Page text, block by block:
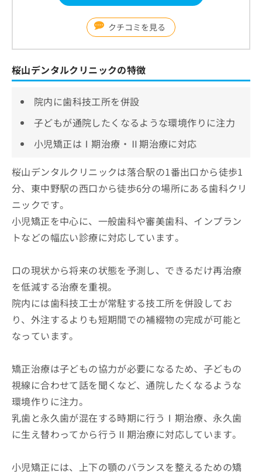
クチコミを見る
桜山デンタルクリニックの特徴
院内に歯科技工所を併設
子どもが通院したくなるような環境作りに注力
小児矯正はⅠ期治療・Ⅱ期治療に対応
桜山デンタルクリニックは落合駅の1番出口から徒歩1
分、東中野駅の西口から徒歩6分の場所にある歯科クリ
ニックです。
小児矯正を中心に、一般歯科や審美歯科、インプラン
トなどの幅広い診療に対応しています。
口の現状から将来の状態を予測し、できるだけ再治療
を低減する治療を重視。
院内には歯科技工士が常駐する技工所を併設してお
り、外注するよりも短期間での補綴物の完成が可能と
なっています。
矯正治療は子どもの協力が必要になるため、子どもの
視線に合わせて話を聞くなど、通院したくなるような
環境作りに注力。
乳歯と永久歯が混在する時期に行うⅠ期治療、永久歯
に生え替わってから行うⅡ期治療に対応しています。
小児矯正には、上下の顎のバランスを整えるための矯